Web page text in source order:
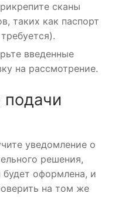
сканы
таких как паспорт
введенные
на рассмотрение.
подачи
уведомление о
решения,
оформлена, и
на том же